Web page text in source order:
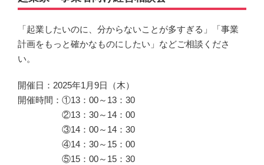
「起業したいのに、分からないことが多すぎる」「事業
計画をもっと確かなものにしたい」などご相談くださ
い。
開催日：2025年1月9日（木）
開催時間：①13：00～13：30
②13：30～14：00
③14：00～14：30
④14：30～15：00
⑤15：00～15：30